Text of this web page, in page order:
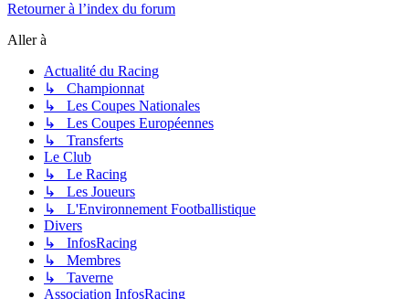
Retourner à l’index du forum
Aller à
Actualité du Racing
↳ Championnat
↳ Les Coupes Nationales
↳ Les Coupes Européennes
↳ Transferts
Le Club
↳ Le Racing
↳ Les Joueurs
↳ L'Environnement Footballistique
Divers
↳ InfosRacing
↳ Membres
↳ Taverne
Association InfosRacing